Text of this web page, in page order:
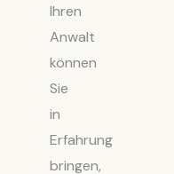
Ihren
Anwalt
können
Sie
in
Erfahrung
bringen,